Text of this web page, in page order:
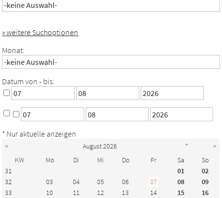
» weitere Suchoptionen
Monat:
Datum von - bis:
* Nur aktuelle anzeigen
< August 2026 *
>
KW
Mo Di Mi Do Fr Sa
So
31
01
02
32
03 04 05 06 07 08
09
33
10 11 12 13 14 15
16